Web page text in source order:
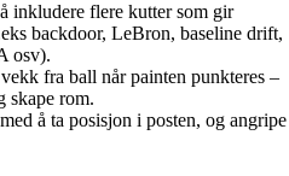
inkludere flere kutter som gir
backdoor, LeBron, baseline drift,
osv).
fra ball når painten punkteres –
skape rom.
å ta posisjon i posten, og angripe